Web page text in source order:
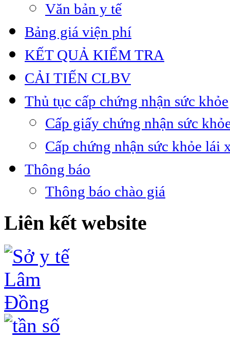
Văn bản y tế
Bảng giá viện phí
KẾT QUẢ KIỂM TRA
CẢI TIẾN CLBV
Thủ tục cấp chứng nhận sức khỏe
Cấp giấy chứng nhận sức
Cấp chứng nhận sức khỏe lái
Thông báo
Thông báo chào giá
Liên kết website